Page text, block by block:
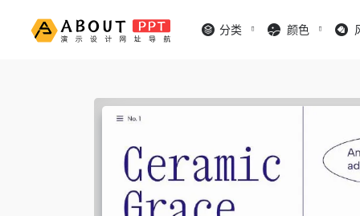
分类 颜色